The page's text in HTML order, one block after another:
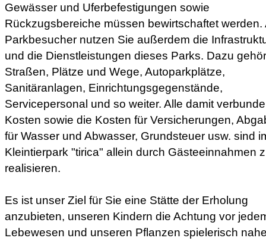
Gewässer und Uferbefestigungen sowie
Rückzugsbereiche müssen bewirtschaftet werden.
Parkbesucher nutzen Sie außerdem die
und die Dienstleistungen dieses Parks. Dazu
Straßen, Plätze und Wege, Autoparkplätze,
Sanitäranlagen, Einrichtungsgegenstände,
Servicepersonal und so weiter. Alle damit
Kosten sowie die Kosten für Versicherungen,
für Wasser und Abwasser, Grundsteuer usw. sind
Kleintierpark "tirica" allein durch Gästeeinnahmen
realisieren.
Es ist unser Ziel für Sie eine Stätte der Erholung
anzubieten, unseren Kindern die Achtung vor
Lebewesen und unseren Pflanzen spielerisch